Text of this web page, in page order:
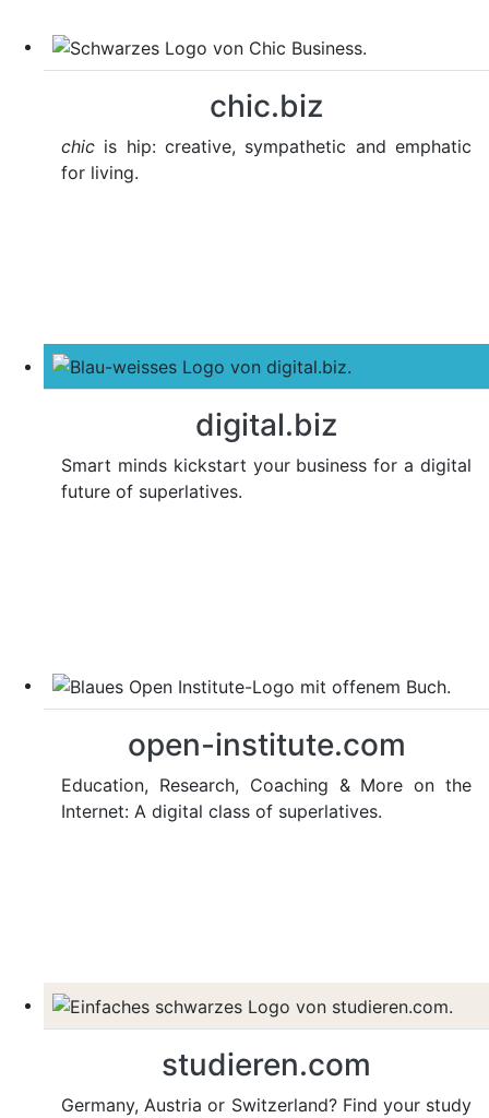
chic.biz
chic is hip: creative, sympathetic and emphatic
for living.
digital.biz
Smart minds kickstart your business for a digital
future of superlatives.
open-institute.com
Education, Research, Coaching & More on the
Internet: A digital class of superlatives.
studieren.com
Germany, Austria or Switzerland? Find your study